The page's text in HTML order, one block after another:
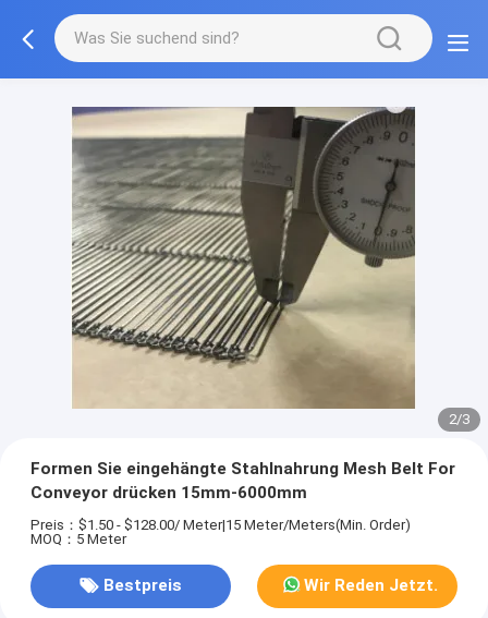
2/3
Formen Sie eingehängte Stahlnahrung Mesh Belt For
Conveyor drücken 15mm-6000mm
Preis：$1.50 - $128.00/ Meter|15 Meter/Meters(Min. Order)
MOQ：5 Meter
Bestpreis Wir Reden Jetzt.